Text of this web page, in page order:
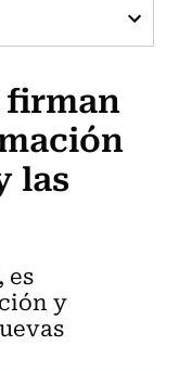
firman
las
es
y